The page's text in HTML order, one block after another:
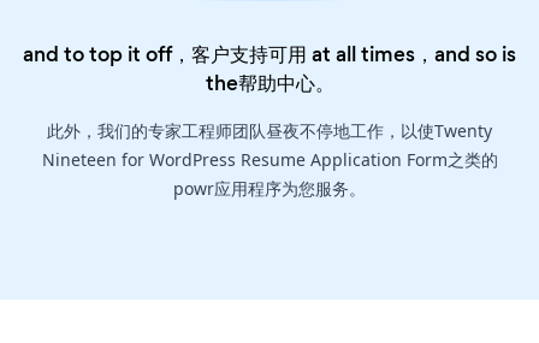
and to top it off，客户支持可用 at all times，and so is
the帮助中心。
此外，我们的专家工程师团队昼夜不停地工作，以使Twenty
Nineteen for WordPress Resume Application Form之类的
powr应用程序为您服务。